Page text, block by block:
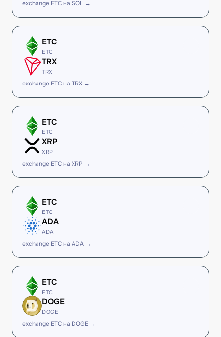
exchange ETC на SOL →
ETC
ETC
TRX
TRX
exchange ETC на TRX →
ETC
ETC
XRP
XRP
exchange ETC на XRP →
ETC
ETC
ADA
ADA
exchange ETC на ADA →
ETC
ETC
DOGE
DOGE
exchange ETC на DOGE →